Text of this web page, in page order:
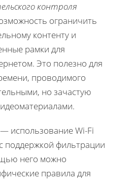
контроля
ограничить
контенту и
рамки для
Это полезно для
проводимого
но зачастую
использование Wi-Fi
поддержкой фильтрации
него можно
правила для